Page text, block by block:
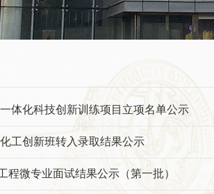
体化科技创新训练项目立项名单公示
工创新班转入录取结果公示
程微专业面试结果公示（第一批）